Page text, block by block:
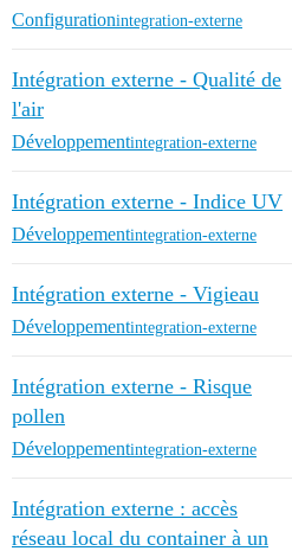
Configurationintegration-externe
Intégration externe - Qualité de
l'air
Développementintegration-externe
Intégration externe - Indice UV
Développementintegration-externe
Intégration externe - Vigieau
Développementintegration-externe
Intégration externe - Risque
pollen
Développementintegration-externe
Intégration externe : accès
réseau local du container à un